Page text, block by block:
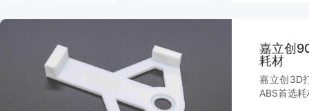
嘉立创
耗材
嘉立创3D
ABS首选